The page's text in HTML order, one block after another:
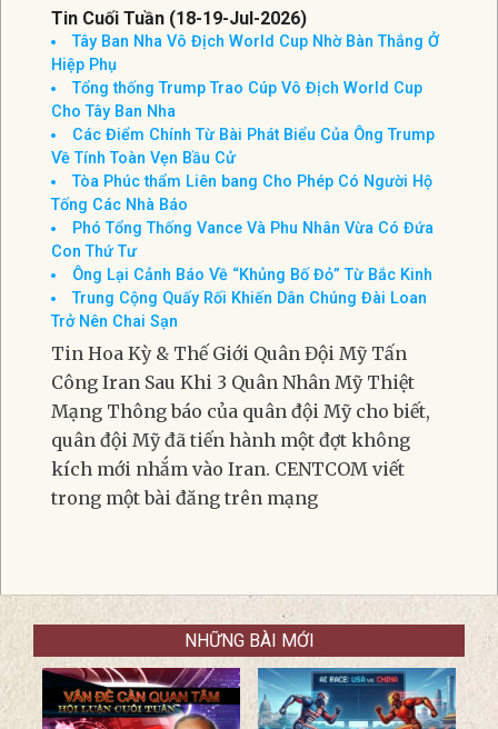
Quốc Gia Ngày 28 tháng 7, Thượng Viện đã bỏ
phiếu phê chuẩn ông Jay Clayton, người
được Tổng thống Donald Trump mới đề cử
vào vị trí Giám đốc Tình báo Quốc
Tin Cuối Tuần (18-19-Jul-2026)
Tây Ban Nha Vô Địch World Cup Nhờ Bàn Thắng Ở
Hiệp Phụ
Tổng thống Trump Trao Cúp Vô Địch World Cup
Cho Tây Ban Nha
Các Điểm Chính Từ Bài Phát Biểu Của Ông Trump
Về Tính Toàn Vẹn Bầu Cử
Tòa Phúc thẩm Liên bang Cho Phép Có Người Hộ
Tống Các Nhà Báo
Phó Tổng Thống Vance Và Phu Nhân Vừa Có Đứa
Con Thứ Tư
Ông Lại Cảnh Báo Về “Khủng Bố Đỏ” Từ Bắc Kinh
Trung Cộng Quấy Rối Khiến Dân Chúng Đài Loan
Trở Nên Chai Sạn
Tin Hoa Kỳ & Thế Giới Quân Đội Mỹ Tấn
Công Iran Sau Khi 3 Quân Nhân Mỹ Thiệt
kích mới nhắm vào Iran. CENTCOM viết
trong một bài đăng trên mạng